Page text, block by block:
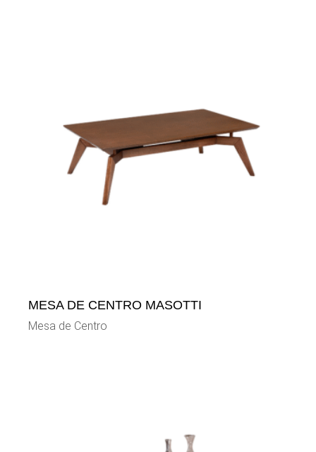
MESA DE CENTRO MASOTTI
Mesa de Centro